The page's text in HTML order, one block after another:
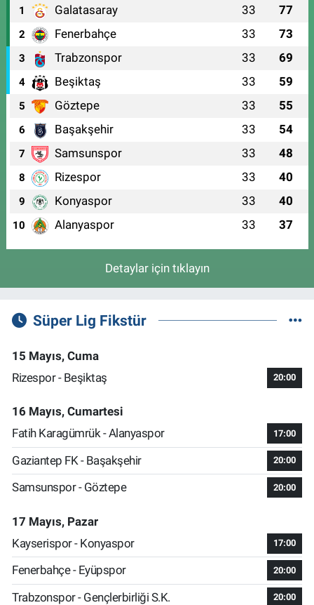
1 Galatasaray 33 77
2 Fenerbahçe 33 73
3 Trabzonspor 33 69
4 Beşiktaş 33 59
5 Göztepe 33 55
6 Başakşehir 33 54
7 Samsunspor 33 48
8 Rizespor 33 40
9 Konyaspor 33 40
10 Alanyaspor 33 37
Detaylar için tıklayın
Süper Lig Fikstür
15 Mayıs, Cuma
Rizespor - Beşiktaş
20:00
16 Mayıs, Cumartesi
Fatih Karagümrük - Alanyaspor
17:00
Gaziantep FK - Başakşehir 20:00
Samsunspor - Göztepe 20:00
17 Mayıs, Pazar
Kayserispor - Konyaspor
17:00
Fenerbahçe - Eyüpspor 20:00
Trabzonspor - Gençlerbirliği S.K. 20:00